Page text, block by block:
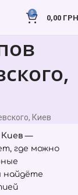
0
0,00
Киев
Киев —
где можно
найдёте